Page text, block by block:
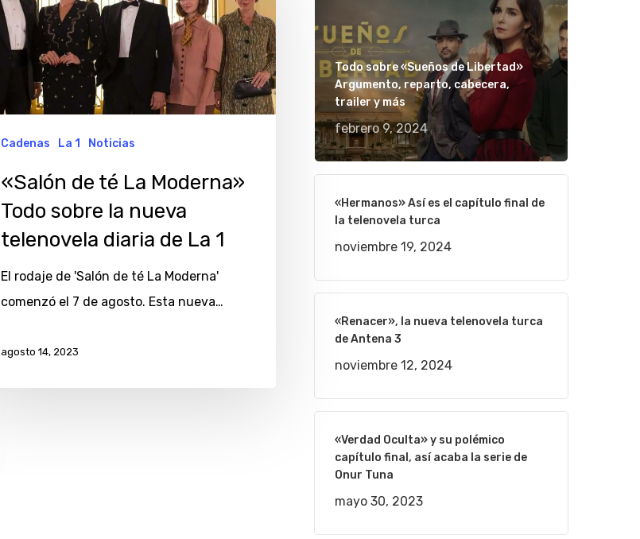
Cadenas La 1 Noticias
«Salón de té La Moderna»
Todo sobre la nueva
telenovela diaria de La 1
El rodaje de 'Salón de té La Moderna'
comenzó el 7 de agosto. Esta nueva…
agosto 14, 2023
Todo sobre «Sueños de Libertad»
Argumento, reparto, cabecera,
trailer y más
febrero 9, 2024
«Hermanos» Así es el capítulo final de
la telenovela turca
noviembre 19, 2024
«Renacer», la nueva telenovela turca
de Antena 3
noviembre 12, 2024
«Verdad Oculta» y su polémico
capítulo final, así acaba la serie de
Onur Tuna
mayo 30, 2023